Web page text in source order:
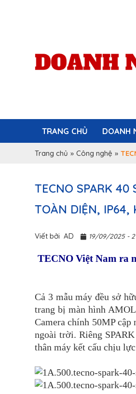
TRANG CHỦ DOANH
Trang chủ » Công nghệ »
TECNO SPARK 40
TOÀN DIỆN, IP64,
Viết bởi AD 19/09/2025 -
TECNO Việt Nam ra
Cả 3 mẫu máy đều sở
trang bị màn hình
Camera chính 50MP cập
ngoài trời. Riêng
thân máy kết cấu chịu